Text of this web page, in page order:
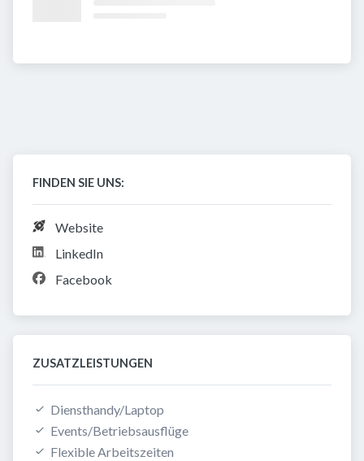
FINDEN SIE UNS:
Website
LinkedIn
Facebook
ZUSATZLEISTUNGEN
Diensthandy/Laptop
Events/Betriebsausflüge
Flexible Arbeitszeiten